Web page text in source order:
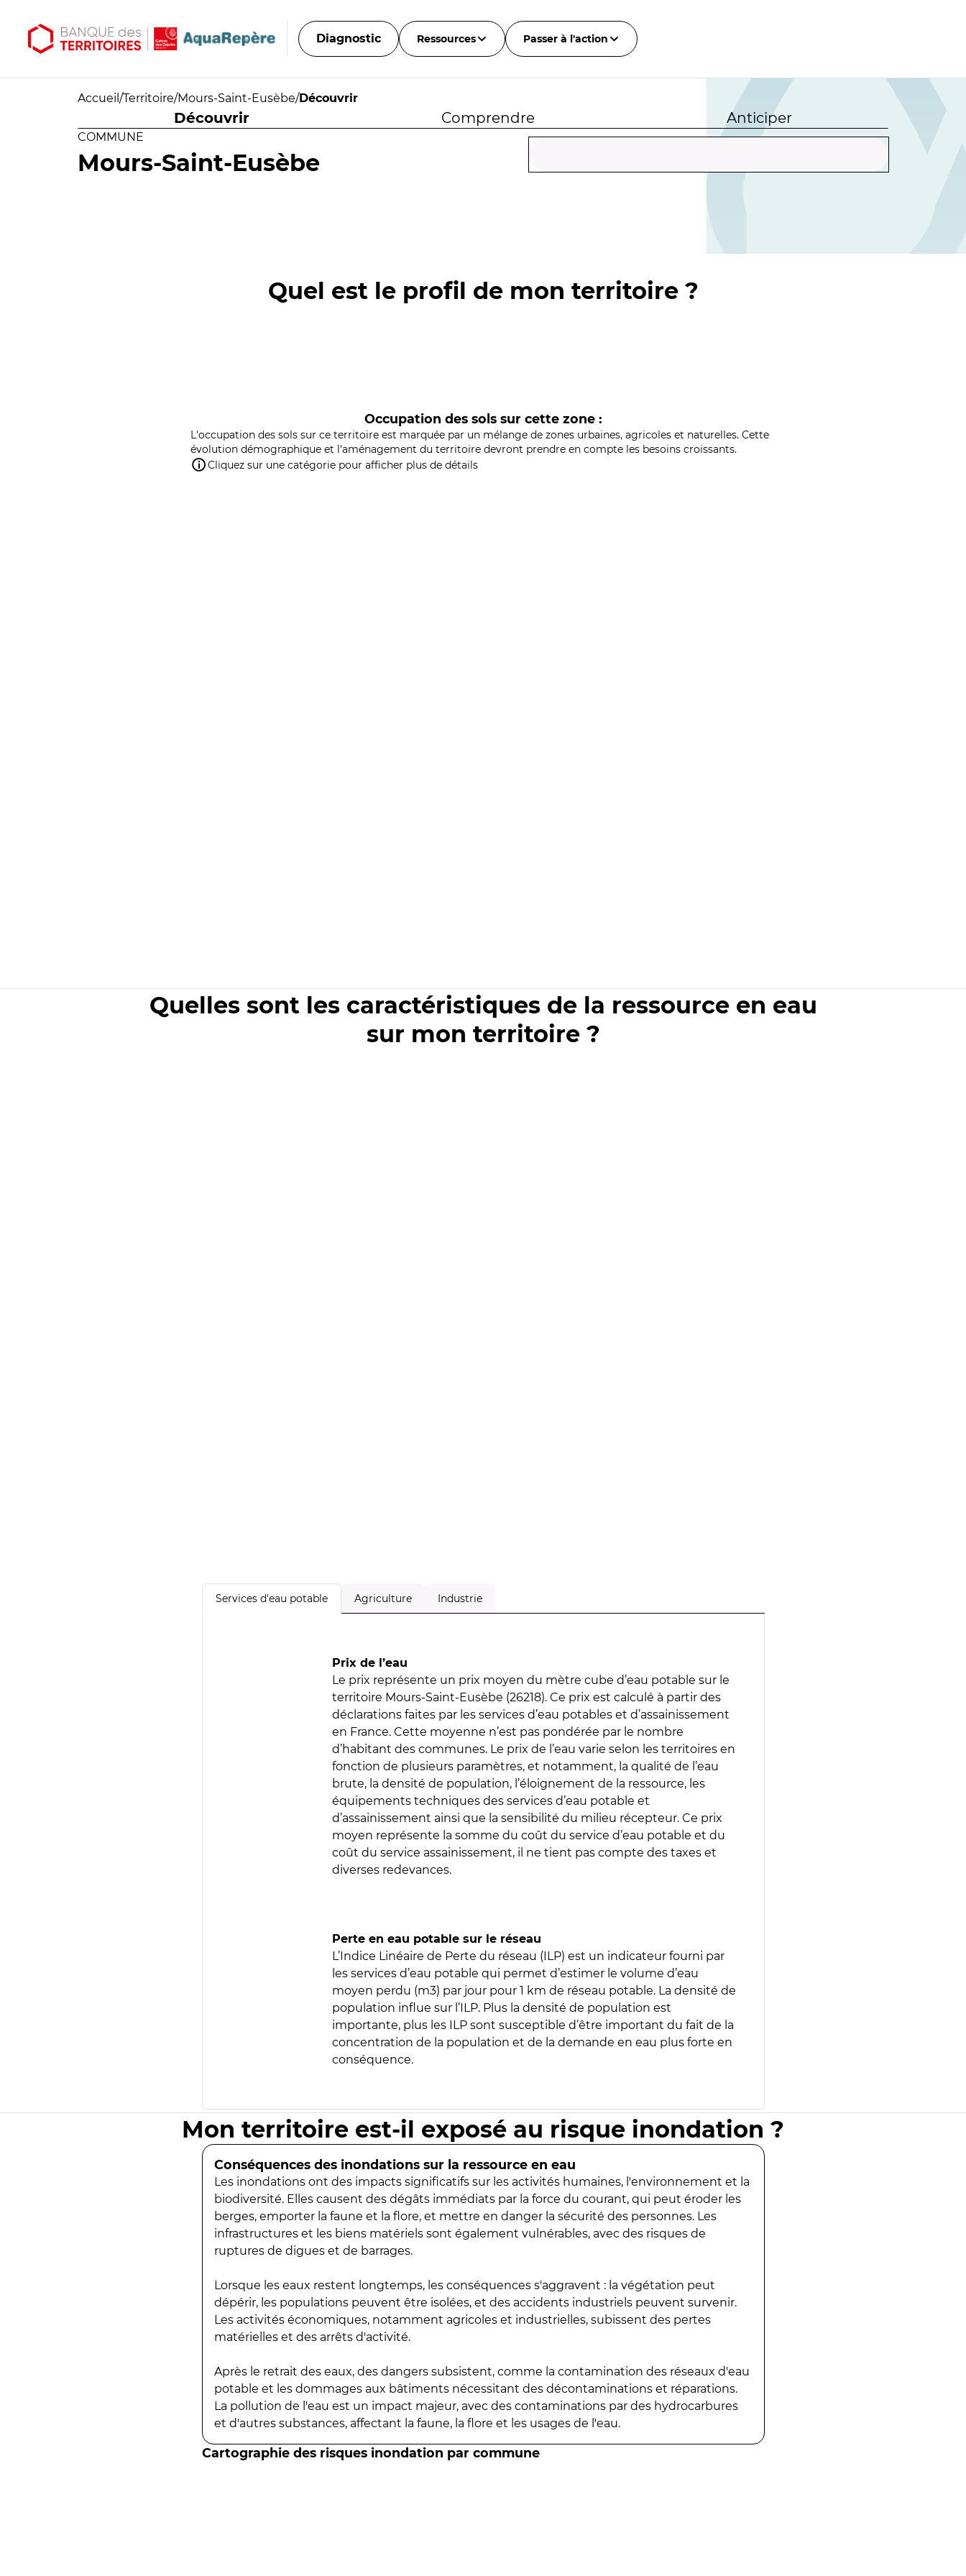
Diagnostic Ressources Passer à l'action
Accueil /Territoire/Mours-Saint-Eusèbe/Découvrir
Découvrir Comprendre Anticiper
COMMUNE
Mours-Saint-Eusèbe
Quel est le profil de mon territoire ?
Occupation des sols sur cette zone :
L'occupation des sols sur ce territoire est marquée par un mélange de zones urbaines, agricoles et naturelles. Cette
évolution démographique et l'aménagement du territoire devront prendre en compte les besoins croissants.
Cliquez sur une catégorie pour afficher plus de détails
Quelles sont les caractéristiques de la ressource en eau
sur mon territoire ?
Services d'eau potable Agriculture Industrie
Prix de l’eau
Le prix représente un prix moyen du mètre cube d’eau potable sur le
territoire Mours-Saint-Eusèbe (26218). Ce prix est calculé à partir des
déclarations faites par les services d’eau potables et d’assainissement
en France. Cette moyenne n’est pas pondérée par le nombre
d’habitant des communes. Le prix de l’eau varie selon les territoires en
fonction de plusieurs paramètres, et notamment, la qualité de l’eau
brute, la densité de population, l’éloignement de la ressource, les
équipements techniques des services d’eau potable et
d’assainissement ainsi que la sensibilité du milieu récepteur. Ce prix
moyen représente la somme du coût du service d’eau potable et du
coût du service assainissement, il ne tient pas compte des taxes et
diverses redevances.
Perte en eau potable sur le réseau
L’Indice Linéaire de Perte du réseau (ILP) est un indicateur fourni par
les services d’eau potable qui permet d’estimer le volume d’eau
moyen perdu (m3) par jour pour 1 km de réseau potable. La densité de
population influe sur l’ILP. Plus la densité de population est
importante, plus les ILP sont susceptible d’être important du fait de la
concentration de la population et de la demande en eau plus forte en
conséquence.
Mon territoire est-il exposé au risque inondation ?
Conséquences des inondations sur la ressource en eau
Les inondations ont des impacts significatifs sur les activités humaines, l'environnement et la
biodiversité. Elles causent des dégâts immédiats par la force du courant, qui peut éroder les
berges, emporter la faune et la flore, et mettre en danger la sécurité des personnes. Les
infrastructures et les biens matériels sont également vulnérables, avec des risques de
ruptures de digues et de barrages.
Lorsque les eaux restent longtemps, les conséquences s'aggravent : la végétation peut
dépérir, les populations peuvent être isolées, et des accidents industriels peuvent survenir.
Les activités économiques, notamment agricoles et industrielles, subissent des pertes
matérielles et des arrêts d'activité.
Après le retrait des eaux, des dangers subsistent, comme la contamination des réseaux d'eau
potable et les dommages aux bâtiments nécessitant des décontaminations et réparations.
La pollution de l'eau est un impact majeur, avec des contaminations par des hydrocarbures
et d'autres substances, affectant la faune, la flore et les usages de l'eau.
Cartographie des risques inondation par commune